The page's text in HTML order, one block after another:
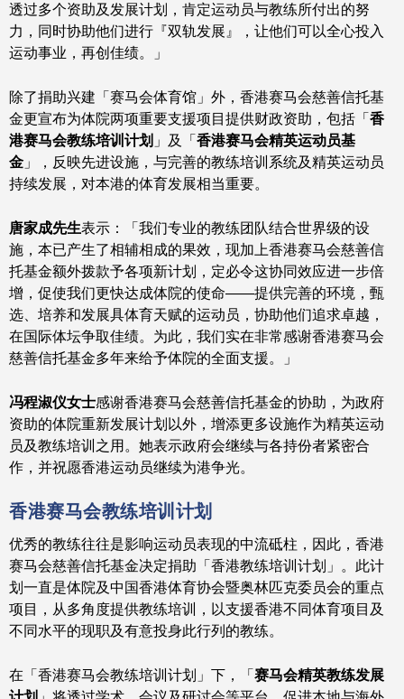
透过多个资助及发展计划，肯定运动员与教练所付出的努
力，同时协助他们进行『双轨发展』，让他们可以全心投入
运动事业，再创佳绩。」
除了捐助兴建「赛马会体育馆」外，香港赛马会慈善信托基
金更宣布为体院两项重要支援项目提供财政资助，包括「香
港赛马会教练培训计划 」及「香港赛马会精英运动员基
金 」，反映先进设施，与完善的教练培训系统及精英运动员
持续发展，对本港的体育发展相当重要。
唐家成先生表示：「我们专业的教练团队结合世界级的设
施，本已产生了相辅相成的果效，现加上香港赛马会慈善信
托基金额外拨款予各项新计划，定必令这协同效应进一步倍
增，促使我们更快达成体院的使命——提供完善的环境，甄
选、培养和发展具体育天赋的运动员，协助他们追求卓越，
在国际体坛争取佳绩。为此，我们实在非常感谢香港赛马会
慈善信托基金多年来给予体院的全面支援。」
冯程淑仪女士感谢香港赛马会慈善信托基金的协助，为政府
资助的体院重新发展计划以外，增添更多设施作为精英运动
员及教练培训之用。她表示政府会继续与各持份者紧密合
作，并祝愿香港运动员继续为港争光。
香港赛马会教练培训计划
优秀的教练往往是影响运动员表现的中流砥柱，因此，香港
赛马会慈善信托基金决定捐助「香港教练培训计划」。此计
划一直是体院及中国香港体育协会暨奥林匹克委员会的重点
项目，从多角度提供教练培训，以支援香港不同体育项目及
不同水平的现职及有意投身此行列的教练。
在「香港赛马会教练培训计划」下，「赛马会精英教练发展